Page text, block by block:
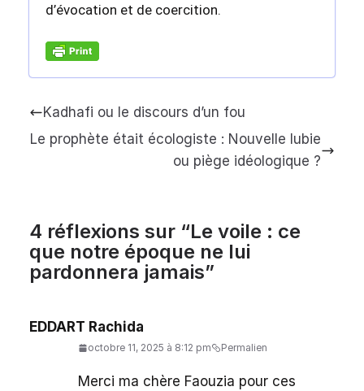
d’évocation et de coercition.
Kadhafi ou le discours d’un fou
Le prophète était écologiste : Nouvelle lubie
ou piège idéologique ?
4 réflexions sur “Le voile : ce
que notre époque ne lui
pardonnera jamais”
EDDART Rachida
octobre 11, 2025 à 8:12 pm Permalien
Merci ma chère Faouzia pour ces